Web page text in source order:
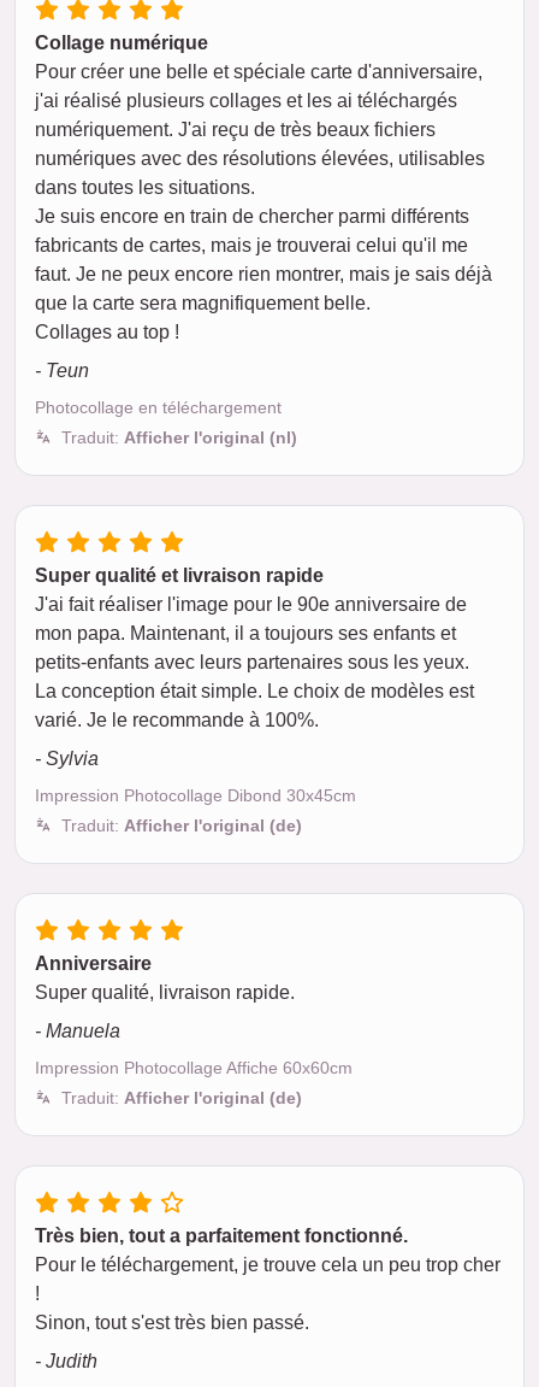
Collage numérique
Pour créer une belle et spéciale carte d'anniversaire,
j'ai réalisé plusieurs collages et les ai téléchargés
numériquement. J'ai reçu de très beaux fichiers
numériques avec des résolutions élevées, utilisables
dans toutes les situations.
Je suis encore en train de chercher parmi différents
fabricants de cartes, mais je trouverai celui qu'il me
faut. Je ne peux encore rien montrer, mais je sais déjà
que la carte sera magnifiquement belle.
Collages au top !
- Teun
Photocollage en téléchargement
Traduit: Afficher l'original (nl)
Super qualité et livraison rapide
J'ai fait réaliser l'image pour le 90e anniversaire de
mon papa. Maintenant, il a toujours ses enfants et
petits-enfants avec leurs partenaires sous les yeux.
La conception était simple. Le choix de modèles est
varié. Je le recommande à 100%.
- Sylvia
Impression Photocollage Dibond 30x45cm
Traduit: Afficher l'original (de)
Anniversaire
Super qualité, livraison rapide.
- Manuela
Impression Photocollage Affiche 60x60cm
Traduit: Afficher l'original (de)
Très bien, tout a parfaitement fonctionné.
Pour le téléchargement, je trouve cela un peu trop cher
!
Sinon, tout s'est très bien passé.
- Judith